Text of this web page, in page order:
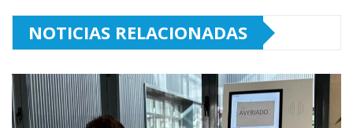
NOTICIAS RELACIONADAS